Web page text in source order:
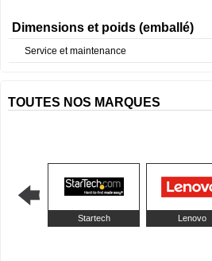
Dimensions et poids (emballé)
Service et maintenance
TOUTES NOS MARQUES
Startech Lenovo